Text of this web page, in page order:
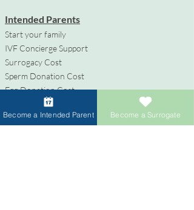
Intended Parents
Start your family
IVF Concierge Support
Surrogacy Cost
Sperm Donation Cost
Egg Donation Cost
Surrogacy for Gay Couples
HIV and Surrogacy​
Become a Intended Parent Become a Surrogate